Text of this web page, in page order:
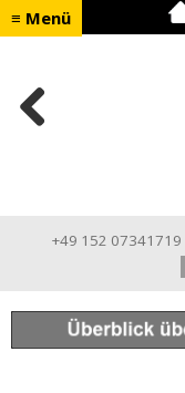
≡ Menü
+49 152 07341719